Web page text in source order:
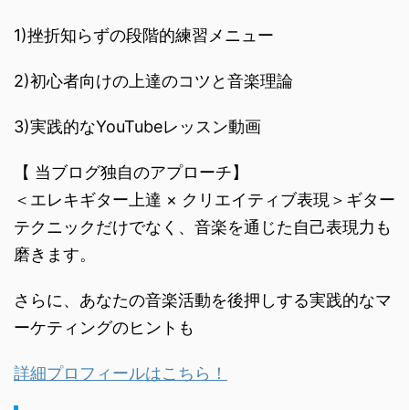
1)挫折知らずの段階的練習メニュー
2)初心者向けの上達のコツと音楽理論
3)実践的なYouTubeレッスン動画
【 当ブログ独自のアプローチ】
＜エレキギター上達 × クリエイティブ表現＞ギター
テクニックだけでなく、音楽を通じた自己表現力も
磨きます。
さらに、あなたの音楽活動を後押しする実践的なマ
ーケティングのヒントも
詳細プロフィールはこちら！